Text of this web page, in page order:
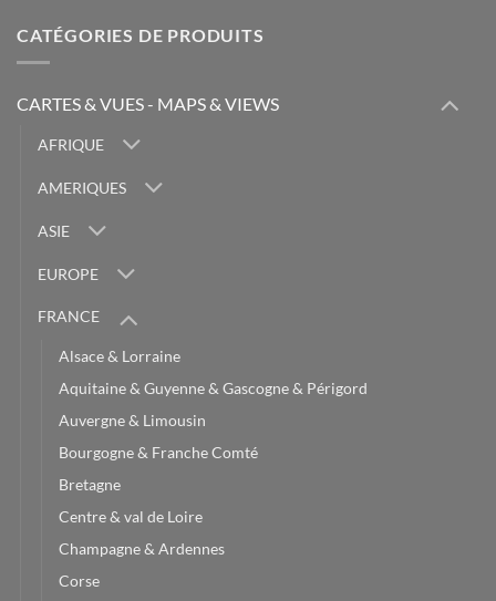
CATÉGORIES DE PRODUITS
CARTES & VUES - MAPS & VIEWS
AFRIQUE
AMERIQUES
ASIE
EUROPE
FRANCE
Alsace & Lorraine
Aquitaine & Guyenne & Gascogne & Périgord
Auvergne & Limousin
Bourgogne & Franche Comté
Bretagne
Centre & val de Loire
Champagne & Ardennes
Corse